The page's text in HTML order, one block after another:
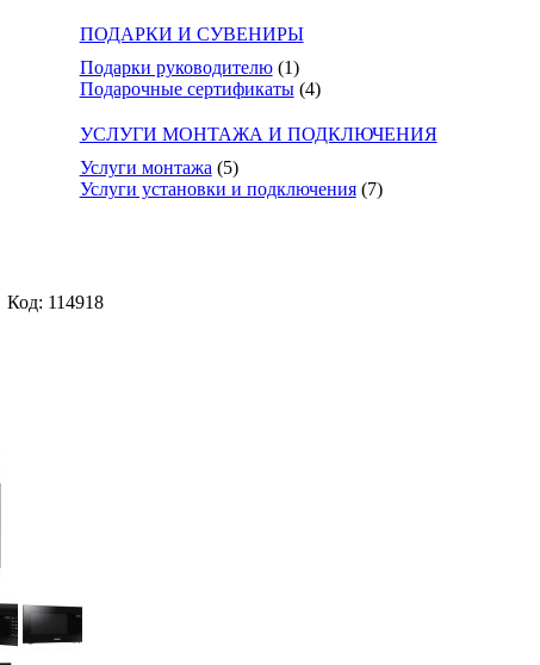
ПОДАРКИ И СУВЕНИРЫ
Подарки руководителю (1)
Подарочные сертификаты (4)
УСЛУГИ МОНТАЖА И ПОДКЛЮЧЕНИЯ
Услуги монтажа (5)
Услуги установки и подключения (7)
Код: 114918